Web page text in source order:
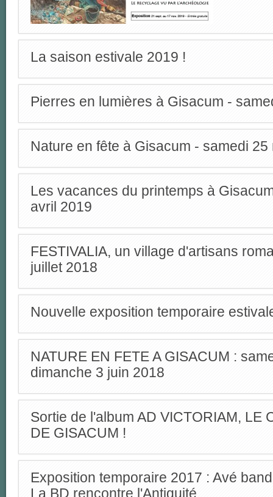
La saison estivale 2019 !
Pierres en lumières à Gisacum -
Nature en fête à Gisacum - samedi 25
Les vacances du printemps à
avril 2019
FESTIVALIA, un village d'artisans
juillet 2018
Nouvelle exposition temporaire
NATURE EN FETE A GISACUM :
dimanche 3 juin 2018
Sortie de l'album AD VICTORIAM, LE
DE GISACUM !
Exposition temporaire 2017 : Avé
La BD rencontre l'Antiquité